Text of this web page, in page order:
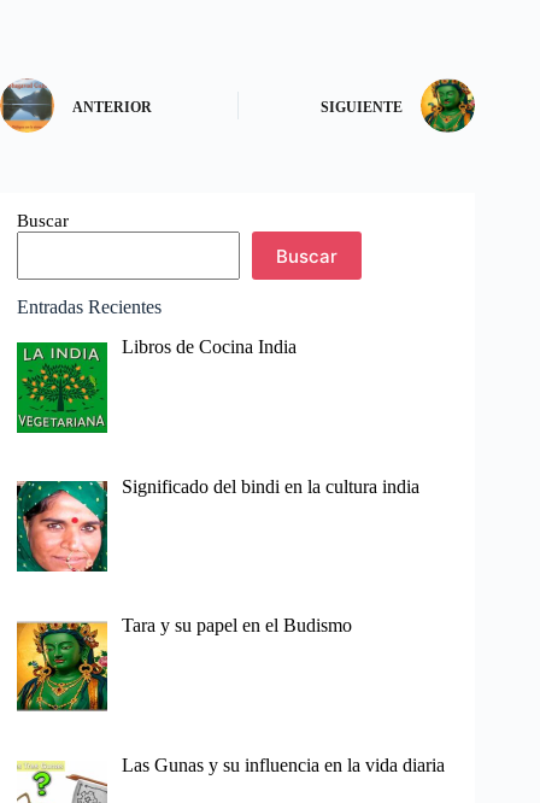
ANTERIOR SIGUIENTE
Buscar
Buscar
Entradas Recientes
Libros de Cocina India
Significado del bindi en la cultura india
Tara y su papel en el Budismo
Las Gunas y su influencia en la vida diaria